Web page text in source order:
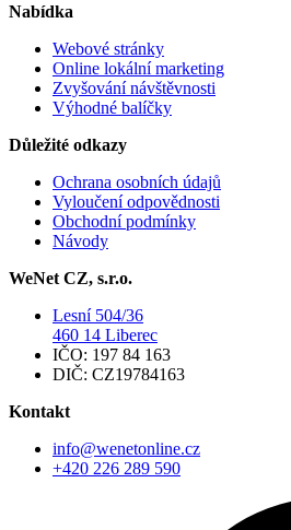
Nabídka
Webové stránky
Online lokální marketing
Zvyšování návštěvnosti
Výhodné balíčky
Důležité odkazy
Ochrana osobních údajů
Vyloučení odpovědnosti
Obchodní podmínky
Návody
WeNet CZ, s.r.o.
Lesní 504/36
460 14 Liberec
IČO: 197 84 163
DIČ: CZ19784163
Kontakt
info@wenetonline.cz
+420 226 289 590